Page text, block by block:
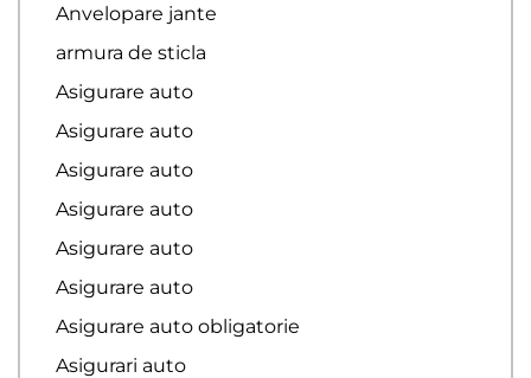
Anvelopare jante
armura de sticla
Asigurare auto
Asigurare auto
Asigurare auto
Asigurare auto
Asigurare auto
Asigurare auto
Asigurare auto obligatorie
Asigurari auto